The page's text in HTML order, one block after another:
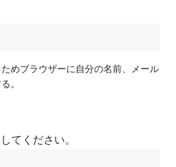
めブラウザーに自分の名前、メール
。
てください。